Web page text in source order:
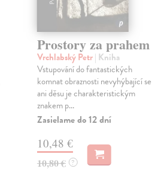
Prostory za prahem
Vrchlabský Petr| Kniha
Vstupování do fantastických
komnat obraznosti nevyhýbající se
ani děsu je charakteristickým
znakem p...
Zasielame do 12 dní
10,48 €
10,80 € ?